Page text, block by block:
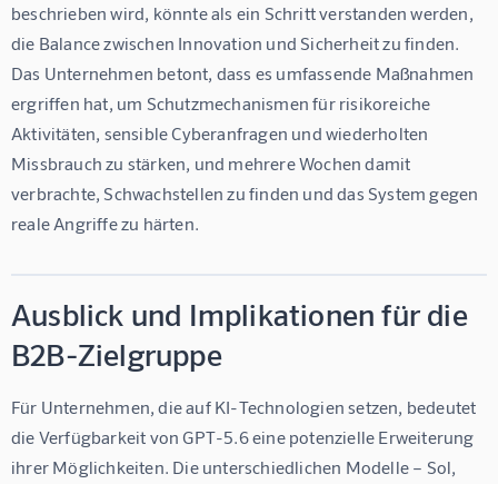
beschrieben wird, könnte als ein Schritt verstanden werden,
die Balance zwischen Innovation und Sicherheit zu finden.
Das Unternehmen betont, dass es umfassende Maßnahmen
ergriffen hat, um Schutzmechanismen für risikoreiche
Aktivitäten, sensible Cyberanfragen und wiederholten
Missbrauch zu stärken, und mehrere Wochen damit
verbrachte, Schwachstellen zu finden und das System gegen
reale Angriffe zu härten.
Ausblick und Implikationen für die
B2B-Zielgruppe
Für Unternehmen, die auf KI-Technologien setzen, bedeutet
die Verfügbarkeit von GPT-5.6 eine potenzielle Erweiterung
ihrer Möglichkeiten. Die unterschiedlichen Modelle – Sol,